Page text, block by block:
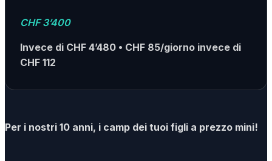
CHF 3’400
Invece di CHF 4’480 • CHF 85/giorno invece di
CHF 112
Per i nostri 10 anni, i camp dei tuoi figli a prezzo mini!